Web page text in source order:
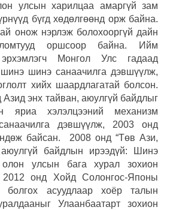
улсын харилцаа амаргүй зам
бүгд хөдөлгөөнд орж байна.
онож нэрлэж болохооргүй дайн
оршсоор байна. Ийм
Монгол Улс гадаад
шинэ санаачилга дэвшүүлж,
хийх шаардлагатай болсон.
энх тайван, аюулгүй байдлыг
яриа хэлэлцээний механизм
дэвшүүлж, 2003 онд
байсан. 2008 онд “Төв Ази,
байдлын ирээдүй: Шинэ
олон улсын бага хурал зохион
2012 онд Хойд Солонгос-Японы
болгох асуудлаар хоёр талын
Улаанбаатарт зохион